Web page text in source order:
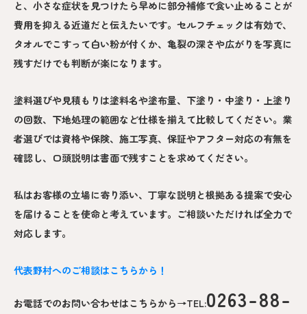
と、小さな症状を見つけたら早めに部分補修で食い止めることが
費用を抑える近道だと伝えたいです。セルフチェックは有効で、
タオルでこすって白い粉が付くか、亀裂の深さや広がりを写真に
残すだけでも判断が楽になります。
塗料選びや見積もりは塗料名や塗布量、下塗り・中塗り・上塗り
の回数、下地処理の範囲など仕様を揃えて比較してください。業
者選びでは資格や保険、施工写真、保証やアフター対応の有無を
確認し、口頭説明は書面で残すことを求めてください。
私はお客様の立場に寄り添い、丁寧な説明と根拠ある提案で安心
を届けることを使命と考えています。ご相談いただければ全力で
対応します。
代表野村へのご相談はこちらから！
お電話でのお問い合わせはこちらから→TEL:0263-88-